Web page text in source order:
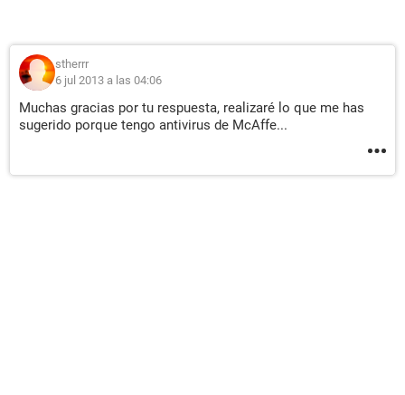
stherrr
6 jul 2013 a las 04:06
Muchas gracias por tu respuesta, realizaré lo que me has
sugerido porque tengo antivirus de McAffe...